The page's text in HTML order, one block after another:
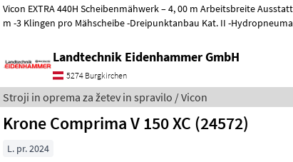
Vicon EXTRA 440H Scheibenmähwerk – 4, 00 m Arbeitsbreite Ausstattung: -Arbeitsbreite: 4, 00
m -3 Klingen pro Mähscheibe -Dreipunktanbau Kat. II -Hydropneuma
Landtechnik Eidenhammer GmbH
5274 Burgkirchen
Stroji in oprema za žetev in spravilo / Vicon
Krone Comprima V 150 XC (24572)
L. pr. 2024